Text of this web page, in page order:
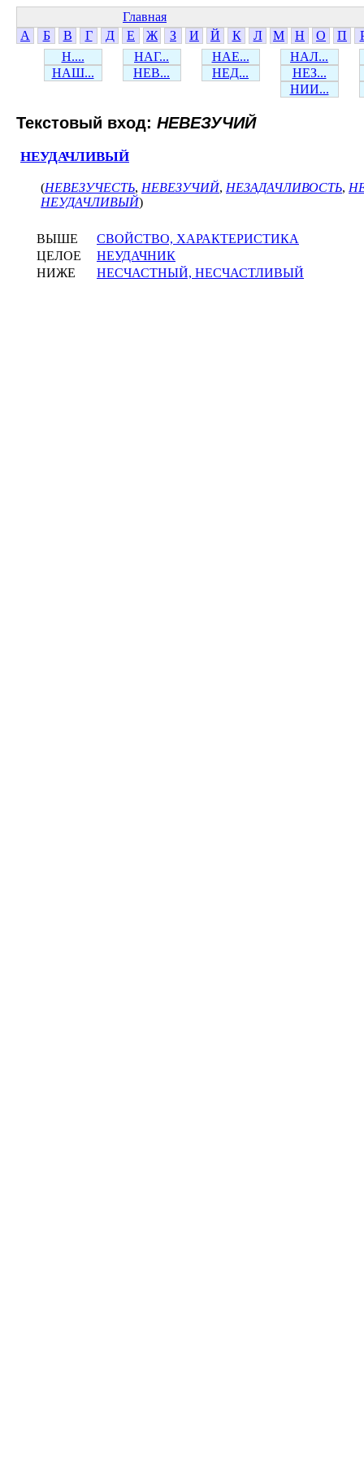
Главная
А
Б В Г Д Е Ж З И Й К Л М Н О П
Н....
НАГ... НАЕ...
НАЛ...
НАШ...
НЕВ... НЕД...
НЕЗ...
НИИ...
Текстовый вход: НЕВЕЗУЧИЙ
НЕУДАЧЛИВЫЙ
(НЕВЕЗУЧЕСТЬ, НЕВЕЗУЧИЙ, НЕЗАДАЧЛИВОСТЬ,
НЕУДАЧЛИВЫЙ)
ВЫШЕ
СВОЙСТВО, ХАРАКТЕРИСТИКА
ЦЕЛОЕ
НЕУДАЧНИК
НИЖЕ
НЕСЧАСТНЫЙ, НЕСЧАСТЛИВЫЙ